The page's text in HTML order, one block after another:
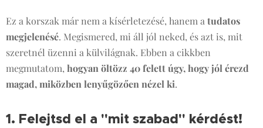
Ez a korszak már nem a kísérletezésé, hanem a tudatos
megjelenésé. Megismered, mi áll jól neked, és azt is, mit
szeretnél üzenni a külvilágnak. Ebben a cikkben
megmutatom, hogyan öltözz 40 felett úgy, hogy jól érezd
magad, miközben lenyűgözően nézel ki.
1. Felejtsd el a "mit szabad" kérdést!